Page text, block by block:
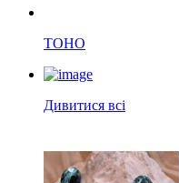
TOHO
Дивитися всі